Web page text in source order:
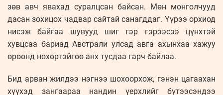
зөв авч явахад суралцсан байсан. Мөн монголчууд
дасан зохицох чадвар сайтай санагддаг. Үүрээ орхиод
нисэж байгаа шувууд шиг гэр гэрээсээ цүнхтэй
хувцсаа бариад Австрали улсад авга ахынхаа хажуу
өрөөнд нөхөртэйгөө анх тусдаа гарч байлаа.
Бид арван жилдээ нэгнээ шохоорхож, гэнэн цагаахан
хүүхэд зангаараа нандин үерхлийг бүтээсэндээ